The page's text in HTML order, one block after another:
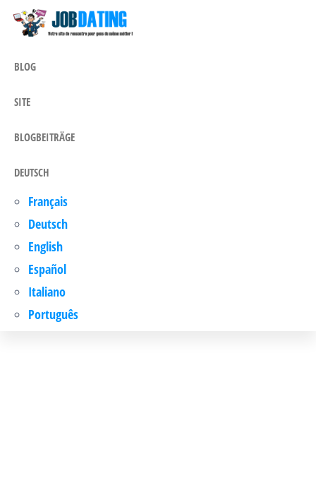
Zum
Inhalt
BLOG
SITE
BLOGBEITRÄGE
DEUTSCH
Français
Deutsch
English
Español
Italiano
Português